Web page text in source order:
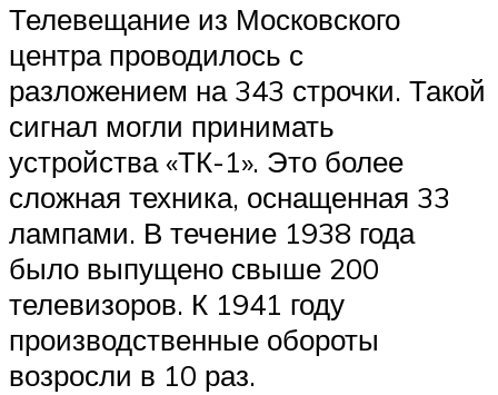
Телевещание из Московского
центра проводилось с
разложением на 343 строчки. Такой
сигнал могли принимать
устройства «ТК-1». Это более
сложная техника, оснащенная 33
лампами. В течение 1938 года
было выпущено свыше 200
телевизоров. К 1941 году
производственные обороты
возросли в 10 раз.